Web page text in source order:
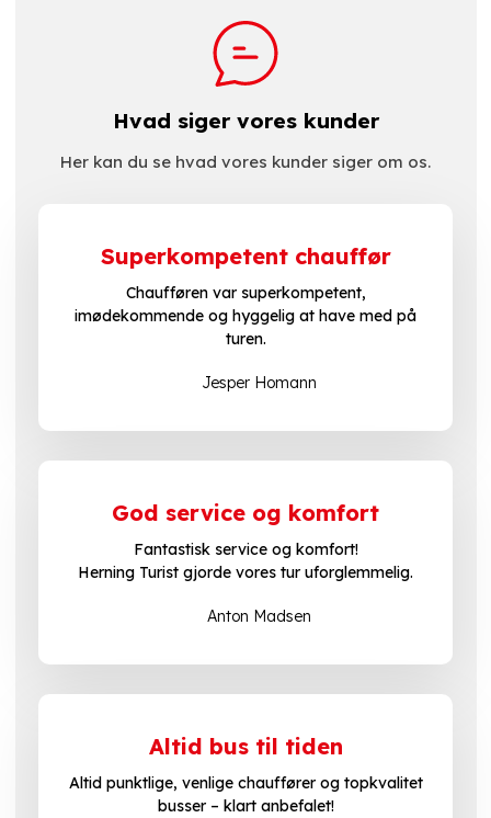
Hvad siger vores kunder
Her kan du se hvad vores kunder siger om os.
Superkompetent chauffør
Chaufføren var superkompetent,
imødekommende og hyggelig at have med på
turen.
Jesper Homann
God service og komfort
Fantastisk service og komfort!
​Herning Turist gjorde vores tur uforglemmelig.
Anton Madsen
Altid bus til tiden
Altid punktlige, venlige chauffører og topkvalitet
busser – klart anbefalet!